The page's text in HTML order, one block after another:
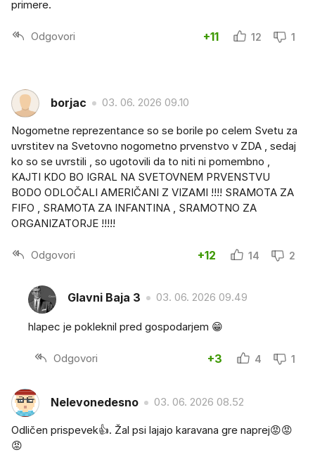
primere.
Odgovori +11 12 1
borjac 03. 06. 2026 09.10
Nogometne reprezentance so se borile po celem Svetu za
uvrstitev na Svetovno nogometno prvenstvo v ZDA , sedaj
ko so se uvrstili , so ugotovili da to niti ni pomembno ,
KAJTI KDO BO IGRAL NA SVETOVNEM PRVENSTVU
BODO ODLOČALI AMERIČANI Z VIZAMI !!!! SRAMOTA ZA
FIFO , SRAMOTA ZA INFANTINA , SRAMOTNO ZA
ORGANIZATORJE !!!!!
Odgovori +12 14 2
Glavni Baja 3 03. 06. 2026 09.49
hlapec je pokleknil pred gospodarjem 😁
Odgovori +3 4 1
Nelevonedesno 03. 06. 2026 08.52
Odličen prispevek👍. Žal psi lajajo karavana gre naprej😡😡
😡